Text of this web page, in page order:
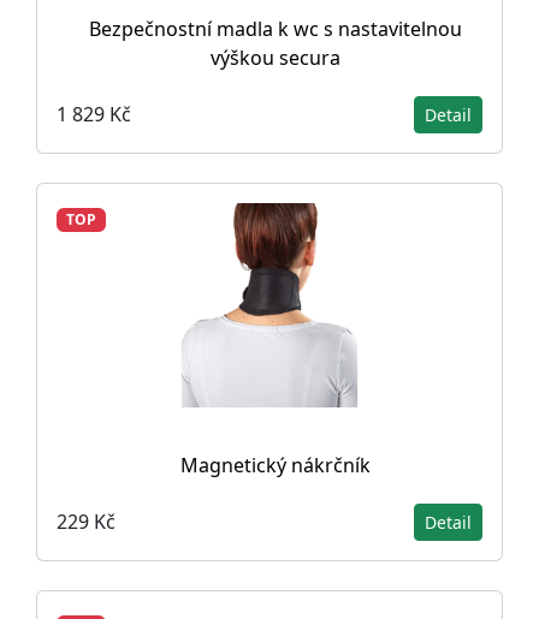
Bezpečnostní madla k wc s nastavitelnou
výškou secura
1 829 Kč Detail
TOP
Magnetický nákrčník
229 Kč Detail